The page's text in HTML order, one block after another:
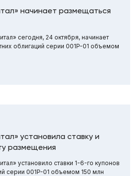
начинает размещаться
сегодня, 24 октября, начинает
облигаций серии 001P-01 объемом
установила ставку и
размещения
установило ставки 1-6-го купонов
серии 001P-01 объемом 150 млн